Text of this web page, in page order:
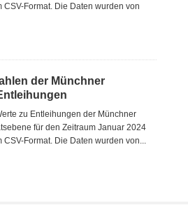
CSV-Format. Die Daten wurden von
der Münchner
zu Entleihungen der Münchner
für den Zeitraum Januar 2024
CSV-Format. Die Daten wurden von...